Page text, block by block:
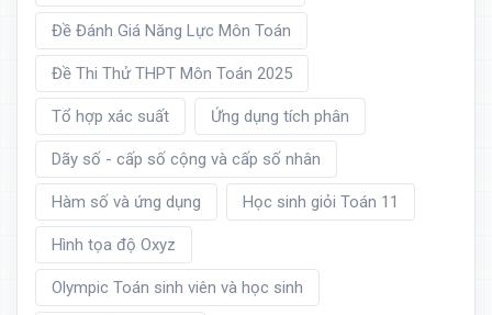
Đề Đánh Giá Năng Lực Môn Toán
Đề Thi Thử THPT Môn Toán 2025
Tổ hợp xác suất Ứng dụng tích phân
Dãy số - cấp số cộng và cấp số nhân
Hàm số và ứng dụng Học sinh giỏi Toán 11
Hình tọa độ Oxyz
Olympic Toán sinh viên và học sinh